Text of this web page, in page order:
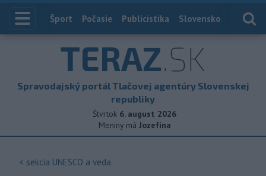
Index
Šport Počasie Publicistika Slovensko
TERAZ.SK
Spravodajský portál Tlačovej agentúry Slovenskej
republiky
Štvrtok 6. august 2026
Meniny má Jozefína
< sekcia UNESCO a veda